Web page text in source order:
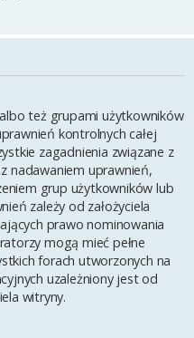
też grupami użytkowników
kontrolnych całej
zagadnienia związane z
nadawaniem uprawnień,
grup użytkowników lub
zależy od założyciela
prawo nominowania
mogą mieć pełne
forach utworzonych na
uzależniony jest od
witryny.